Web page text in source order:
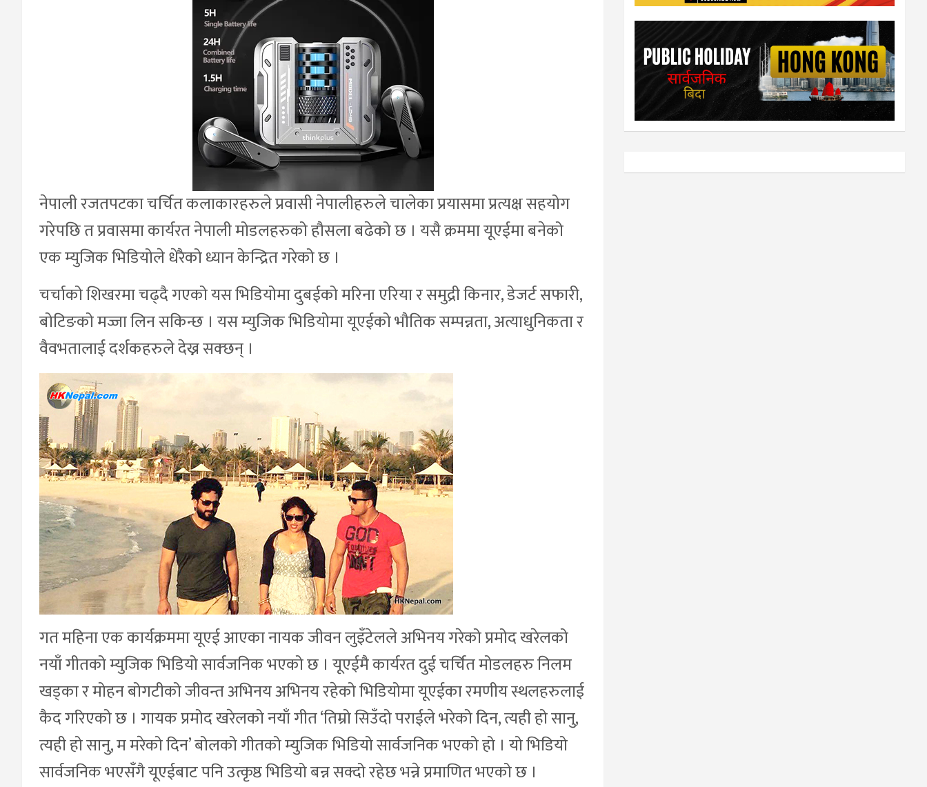
नेपाली रजतपटका चर्चित कलाकारहरुले प्रवासी नेपालीहरुले चालेका प्रयासमा प्रत्यक्ष सहयोग
गरेपछि त प्रवासमा कार्यरत नेपाली मोडलहरुको हौसला बढेको छ । यसै क्रममा यूएईमा बनेको
एक म्युजिक भिडियोले धेरैको ध्यान केन्द्रित गरेको छ ।
चर्चाको शिखरमा चढ्दै गएको यस भिडियोमा दुबईको मरिना एरिया र समुद्री किनार, डेजर्ट सफारी,
बोटिङको मज्जा लिन सकिन्छ । यस म्युजिक भिडियोमा यूएईको भौतिक सम्पन्नता, अत्याधुनिकता र
वैवभतालाई दर्शकहरुले देख्न सक्छन् ।
गत महिना एक कार्यक्रममा यूएई आएका नायक जीवन लुइँटेलले अभिनय गरेको प्रमोद खरेलको
नयाँ गीतको म्युजिक भिडियो सार्वजनिक भएको छ । यूएईमै कार्यरत दुई चर्चित मोडलहरु निलम
खड्का र मोहन बोगटीको जीवन्त अभिनय अभिनय रहेको भिडियोमा यूएईका रमणीय स्थलहरुलाई
कैद गरिएको छ । गायक प्रमोद खरेलको नयाँ गीत ‘तिम्रो सिउँदो पराईले भरेको दिन, त्यही हो सानु,
त्यही हो सानु, म मरेको दिन’ बोलको गीतको म्युजिक भिडियो सार्वजनिक भएको हो । यो भिडियो
सार्वजनिक भएसँगै यूएईबाट पनि उत्कृष्ठ भिडियो बन्न सक्दो रहेछ भन्ने प्रमाणित भएको छ ।